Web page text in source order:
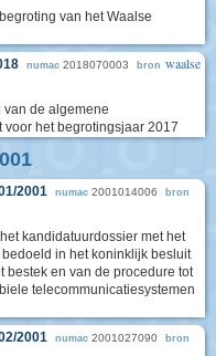
van het Waalse
numac 2018070003 bron waalse
de algemene
het begrotingsjaar 2017
2001 numac 2001014006 bron
kandidatuurdossier met het
in het koninklijk besluit
bestek en van de procedure tot
telecommunicatiesystemen
2001 numac 2001027090 bron